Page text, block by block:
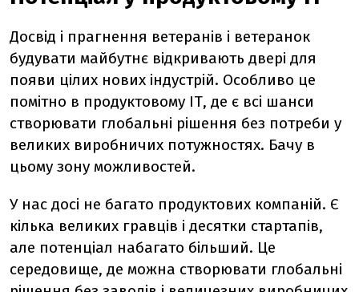
Досвід і прагнення ветеранів і ветеранок
будувати майбутнє відкривають двері для
появи цілих нових індустрій. Особливо це
помітно в продуктовому ІТ, де є всі шанси
створювати глобальні рішення без потреби у
великих виробничих потужностях. Бачу в
цьому зону можливостей.
У нас досі не багато продуктових компаній. Є
кілька великих гравців і десятки стартапів,
але потенціал набагато більший. Це
середовище, де можна створювати глобальні